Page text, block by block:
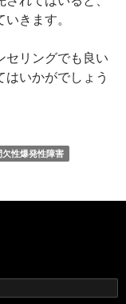
きます。
セリングでも良い
いかがでしょう
欠性爆発性障害